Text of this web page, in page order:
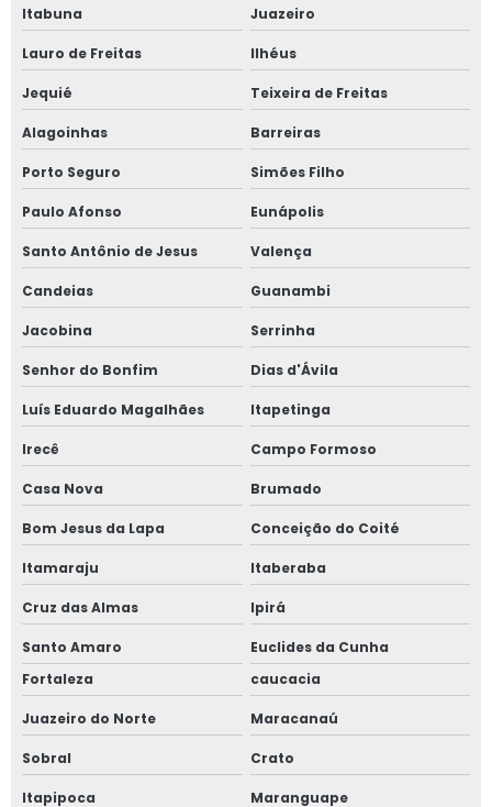
Itabuna Juazeiro
Lauro de Freitas Ilhéus
Jequié Teixeira de Freitas
Alagoinhas Barreiras
Porto Seguro Simões Filho
Paulo Afonso Eunápolis
Santo Antônio de Jesus Valença
Candeias Guanambi
Jacobina Serrinha
Senhor do Bonfim Dias d'Ávila
Luís Eduardo Magalhães Itapetinga
Irecê Campo Formoso
Casa Nova Brumado
Bom Jesus da Lapa Conceição do Coité
Itamaraju Itaberaba
Cruz das Almas Ipirá
Santo Amaro
Euclides da Cunha
Fortaleza
caucacia
Juazeiro do Norte Maracanaú
Sobral Crato
Itapipoca Maranguape